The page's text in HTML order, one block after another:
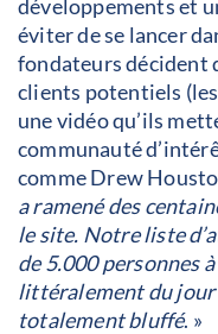
développements et
éviter de se lancer
fondateurs décident
clients potentiels (les
une vidéo qu’ils
communauté
comme Drew
a ramené des
le site. Notre liste
de 5.000 personnes
littéralement du jour
totalement bluffé. »